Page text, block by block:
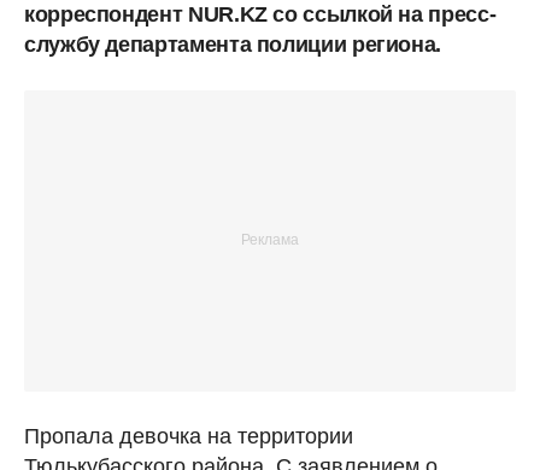
корреспондент NUR.KZ со ссылкой на пресс-
службу департамента полиции региона.
Пропала девочка на территории